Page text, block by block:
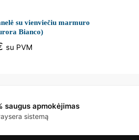
su vienviečiu marmuro
Bianco)
su PVM
saugus apmokėjimas
sistemą